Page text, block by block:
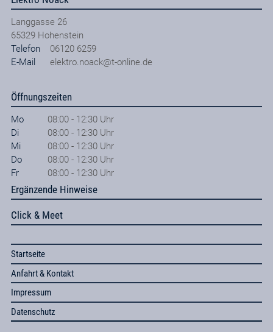
Langgasse 26
65329 Hohenstein
Telefon
06120 6259
E-Mail
elektro.noack@t-online.de
Öffnungszeiten
Mo
08:00 - 12:30 Uhr
Di
08:00 - 12:30 Uhr
Mi
08:00 - 12:30 Uhr
Do
08:00 - 12:30 Uhr
Fr
08:00 - 12:30 Uhr
Ergänzende Hinweise
Click & Meet
Startseite
Anfahrt & Kontakt
Impressum
Datenschutz